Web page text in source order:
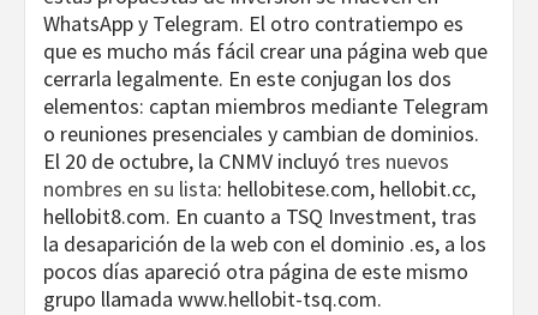
WhatsApp y Telegram. El otro contratiempo es
que es mucho más fácil crear una página web que
cerrarla legalmente. En este conjugan los dos
elementos: captan miembros mediante Telegram
o reuniones presenciales y cambian de dominios.
El 20 de octubre, la CNMV incluyó tres nuevos
nombres en su lista: hellobitese.com, hellobit.cc,
hellobit8.com. En cuanto a TSQ Investment, tras
la desaparición de la web con el dominio .es, a los
pocos días apareció otra página de este mismo
grupo llamada www.hellobit-tsq.com.